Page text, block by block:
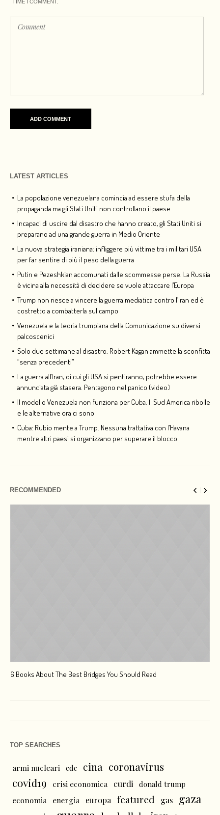
TIME I COMMENT.
LATEST ARTICLES
La popolazione venezuelana comincia ad essere stufa della
propaganda ma gli Stati Uniti non controllano il paese
Incapaci di uscire dal disastro che hanno creato, gli Stati Uniti si
preparano ad una grande guerra in Medio Oriente
La nuova strategia iraniana: infliggere più vittime tra i militari USA
per far sentire di più il peso della guerra
Putin e Pezeshkian accomunati dalle scommesse perse. La Russia
è vicina alla necessità di decidere se vuole attaccare l’Europa
Trump non riesce a vincere la guerra mediatica contro l’Iran ed è
costretto a combatterla sul campo
Venezuela e la teoria trumpiana della Comunicazione su diversi
palcoscenici
Solo due settimane al disastro. Robert Kagan ammette la sconfitta
“senza precedenti”
La guerra all’Iran, di cui gli USA si pentiranno, potrebbe essere
annunciata già stasera. Pentagono nel panico (video)
Il modello Venezuela non funziona per Cuba. Il Sud America ribolle
e le alternative ora ci sono
Cuba: Rubio mente a Trump. Nessuna trattativa con l’Havana
mentre altri paesi si organizzano per superare il blocco
RECOMMENDED
6 Books About The Best Bridges You Should Read
TOP SEARCHES
armi nucleari cdc cina coronavirus
covid19 crisi economica curdi donald trump
economia energia europa featured gas gaza